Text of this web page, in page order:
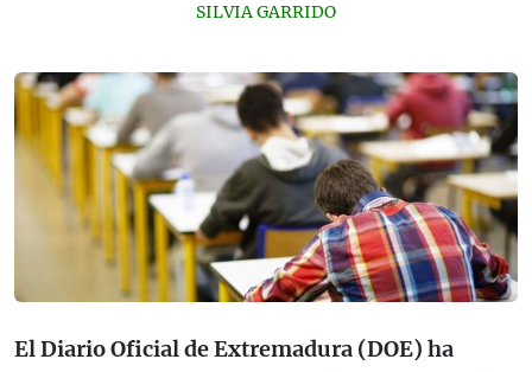
SILVIA GARRIDO
El Diario Oficial de Extremadura (DOE) ha